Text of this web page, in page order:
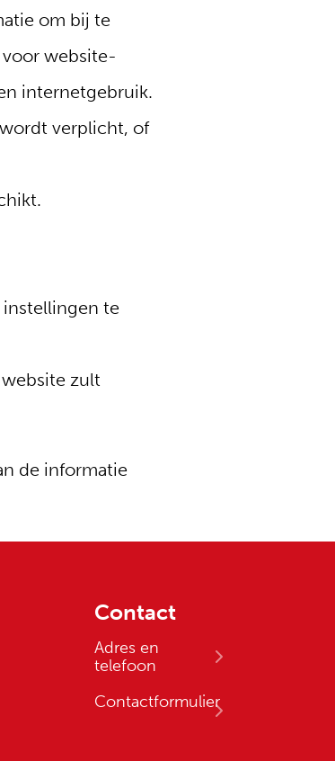
om bij te
website-
internetgebruik.
verplicht, of
te
zult
de informatie
Contact
Adres en
telefoon
Contactformulier